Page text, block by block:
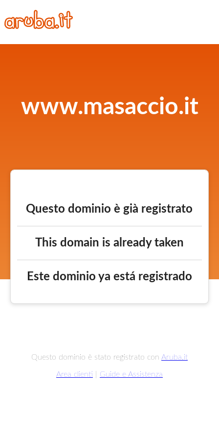
www.masaccio.it
Questo dominio è già registrato
This domain is already taken
Este dominio ya está registrado
Questo dominio è stato registrato con Aruba.it
Area clienti Guide e Assistenza